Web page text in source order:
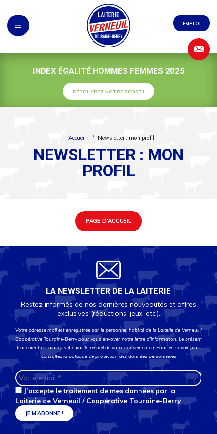
= EMPLOI
INDEX ÉGALITÉ HOMMES FEMMES 2025
DÉCOUVREZ NOTRE SCORE !
Accueil / Newsletter : mon profil
NEWSLETTER : MON
PROFIL
PAGE D'ACCUEIL
LA NEWSLETTER DE LA LAITERIE
Restez informés de nos dernières nouveautés et offres
exclusives (réductions, jeux, etc.).
Votre adresse mail est enregistrée par le personnel habilité de la Laiterie de Verneuil /
Coopérative Touraine-Berry pour vous envoyer notre lettre d’information. Le présent
traitement est ainsi justifié par le recueil de votre consentement.Pour en savoir plus,
consultez la politique de protection des données personnelles
J’accepte le traitement de mes données par la
Laiterie de Verneuil / Coopérative Touraine-Berry
Panneau de gestion des cookies